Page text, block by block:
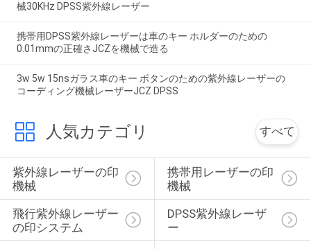
械30KHz DPSS紫外線レーザー
携帯用DPSS紫外線レーザーは車のキー ホルダーのための
0.01mmの正確さJCZを機械で造る
3w 5w 15nsガラス車のキー ボタンのための紫外線レーザーの
コーディング機械レーザーJCZ DPSS
人気カテゴリ すべて
紫外線レーザーの印
機械
携帯用レーザーの印
機械
飛行紫外線レーザー
の印システム
DPSS紫外線レーザ
ー